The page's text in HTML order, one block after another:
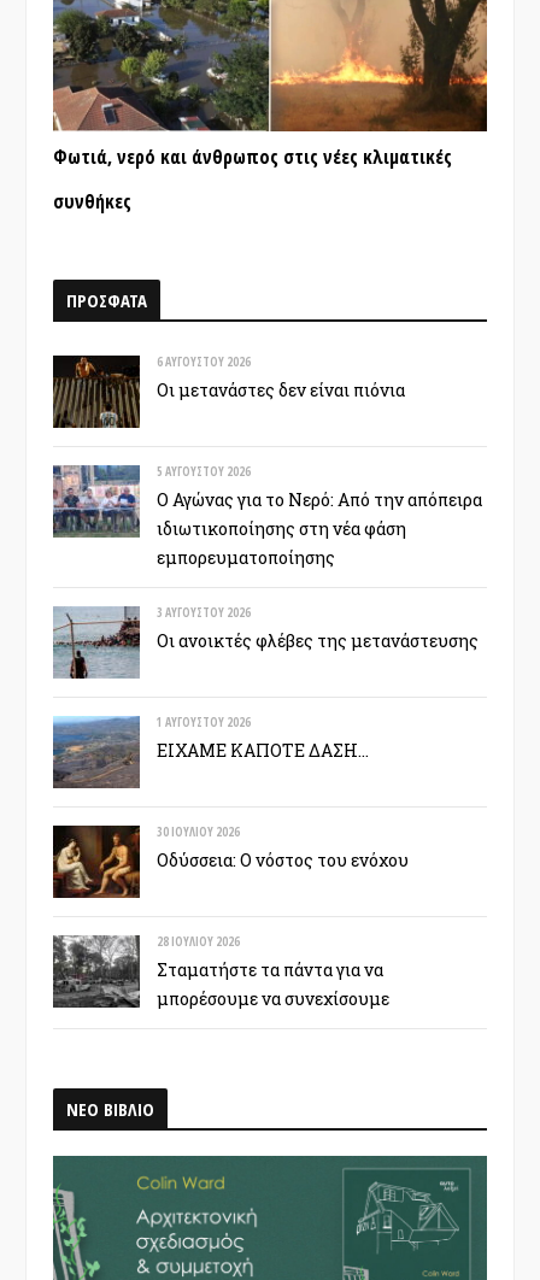
Φωτιά, νερό και άνθρωπος στις νέες κλιματικές
συνθήκες
ΠΡΟΣΦΑΤΑ
6 ΑΥΓΟΎΣΤΟΥ 2026
Οι μετανάστες δεν είναι πιόνια
5 ΑΥΓΟΎΣΤΟΥ 2026
Ο Αγώνας για το Νερό: Από την απόπειρα
ιδιωτικοποίησης στη νέα φάση
εμπορευματοποίησης
3 ΑΥΓΟΎΣΤΟΥ 2026
Οι ανοικτές φλέβες της μετανάστευσης
1 ΑΥΓΟΎΣΤΟΥ 2026
ΕΙΧΑΜΕ ΚΑΠΟΤΕ ΔΑΣΗ…
30 ΙΟΥΛΊΟΥ 2026
Οδύσσεια: Ο νόστος του ενόχου
28 ΙΟΥΛΊΟΥ 2026
Σταματήστε τα πάντα για να
μπορέσουμε να συνεχίσουμε
ΝΕΟ ΒΙΒΛΙΟ